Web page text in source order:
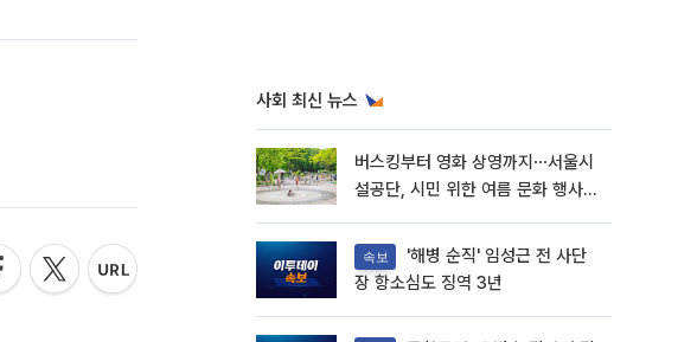
사회 최신 뉴스
버스킹부터 영화 상영까지⋯서울시
설공단, 시민 위한 여름 문화 행사
속보
장 항소심도 징역 3년